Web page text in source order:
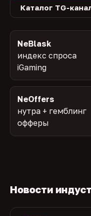
Каталог TG-
NeBlask
индекс спроса
iGaming
NeOffers
нутра + гемблинг
офферы
Новости